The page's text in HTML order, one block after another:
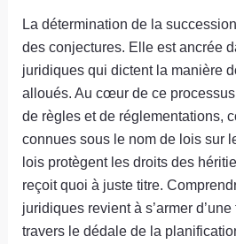
La détermination de la
des conjectures. Elle est ancrée
juridiques qui dictent la manière
alloués. Au cœur de ce
de règles et de réglementations,
connues sous le nom de lois sur
lois protègent les droits des
reçoit quoi à juste titre.
juridiques revient à s’armer
travers le dédale de la